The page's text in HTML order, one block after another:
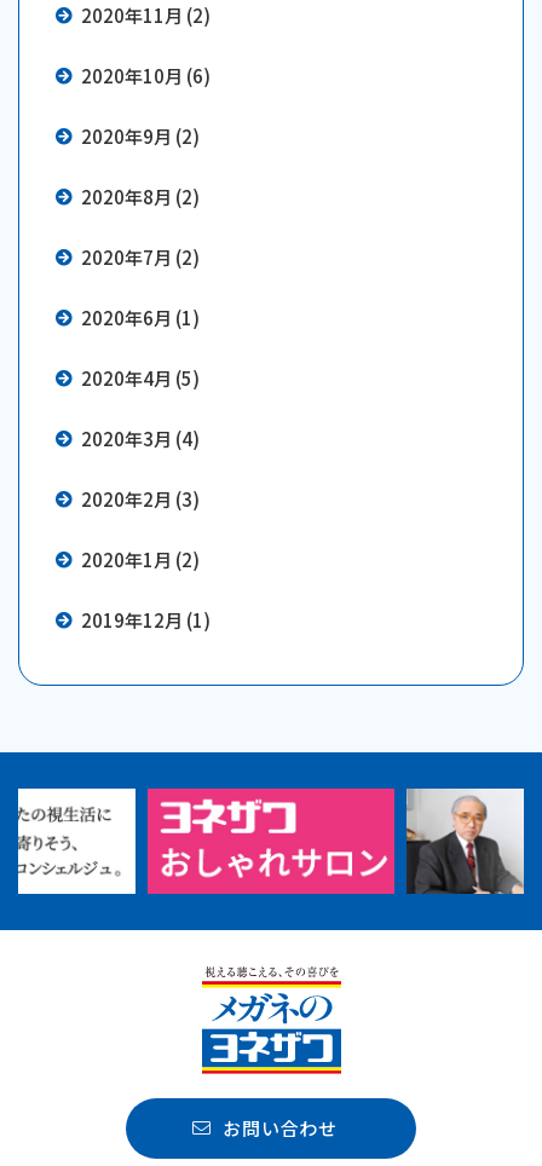
2020年11月 (2)
2020年10月 (6)
2020年9月 (2)
2020年8月 (2)
2020年7月 (2)
2020年6月 (1)
2020年4月 (5)
2020年3月 (4)
2020年2月 (3)
2020年1月 (2)
2019年12月 (1)
お問い合わせ